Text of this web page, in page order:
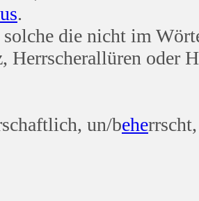
.
solche die nicht im
Herrscherallüren oder
un/behe